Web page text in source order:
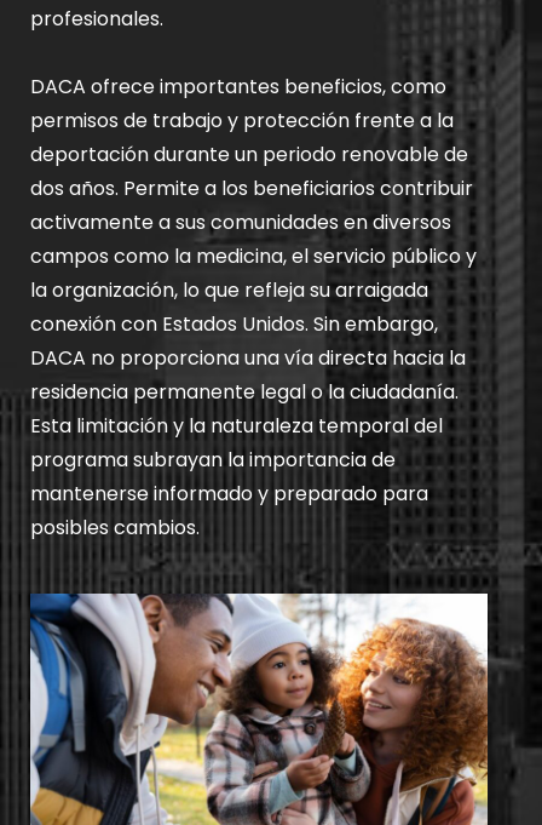
profesionales.
DACA ofrece importantes beneficios, como
permisos de trabajo y protección frente a la
deportación durante un periodo renovable de
dos años. Permite a los beneficiarios contribuir
activamente a sus comunidades en diversos
campos como la medicina, el servicio público y
la organización, lo que refleja su arraigada
conexión con Estados Unidos. Sin embargo,
DACA no proporciona una vía directa hacia la
residencia permanente legal o la ciudadanía.
Esta limitación y la naturaleza temporal del
programa subrayan la importancia de
mantenerse informado y preparado para
posibles cambios.